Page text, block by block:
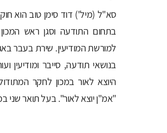
סא"ל (מיל') דוד סימן טוב הוא
בתחום התודעה וסגן ראש
למורשת המודיעין. שירת בעבר
בנושאי תודעה, סייבר
היוצא לאור במכון לחקר
"אמ"ן יוצא לאור". בעל תואר שני